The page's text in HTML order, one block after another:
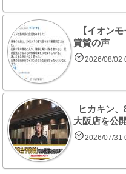
【イオン
賞賛の声
2026/08/02
ヒカキン、
大阪店を公
2026/07/31